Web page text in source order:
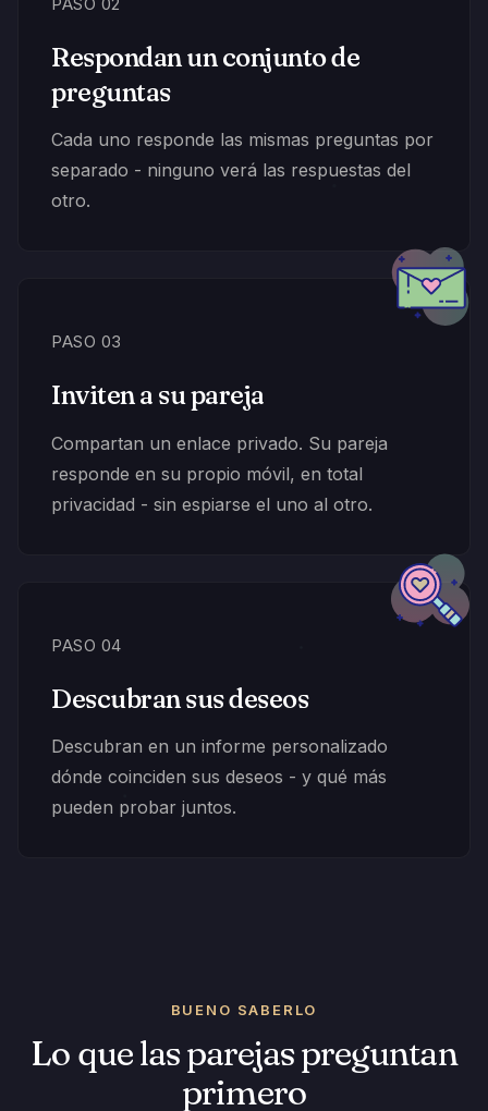
Respondan un conjunto de
preguntas
Cada uno responde las mismas preguntas por
separado - ninguno verá las respuestas del
otro.
PASO 03
Inviten a su pareja
Compartan un enlace privado. Su pareja
responde en su propio móvil, en total
privacidad - sin espiarse el uno al otro.
PASO 04
Descubran sus deseos
Descubran en un informe personalizado
dónde coinciden sus deseos - y qué más
pueden probar juntos.
BUENO SABERLO
Lo que las parejas preguntan
primero